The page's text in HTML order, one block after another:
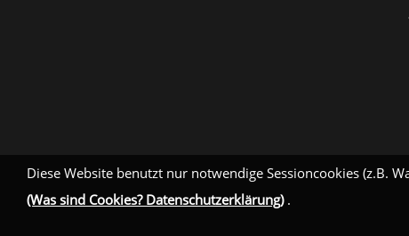
Diese Website benutzt nur notwendige Sessioncookies (z.B.
(Was sind Cookies? Datenschutzerklärung).